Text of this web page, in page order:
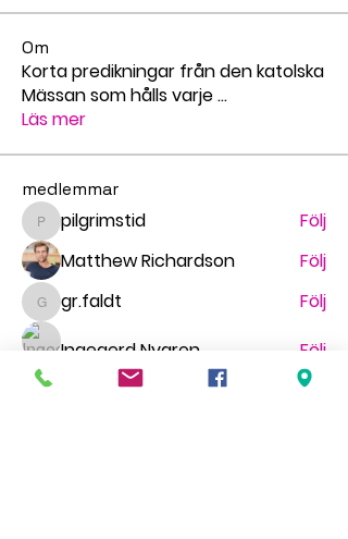
Om
Korta predikningar från den katolska
Mässan som hålls varje...
Läs mer
medlemmar
pilgrimstid
pilgrimstid
Följ
Matthew Richardson
Följ
gr.faldt
gr.faldt
Följ
Ingegerd Nygren
Följ